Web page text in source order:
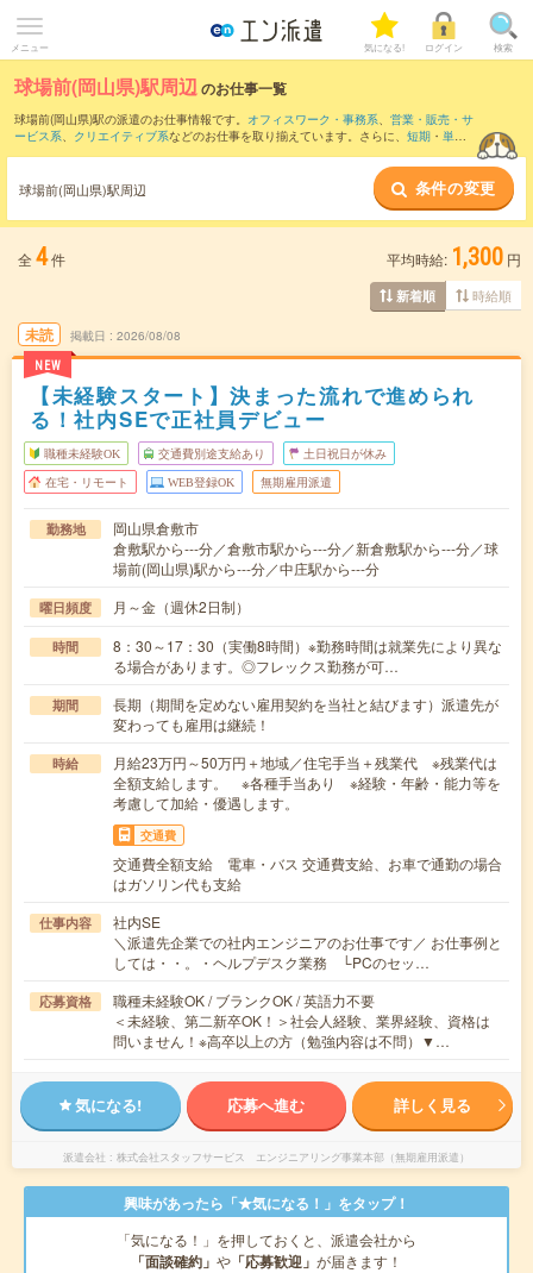
メニュー 気になる! ログイン 検索
球場前(岡山県)駅周辺のお仕事一覧
球場前(岡山県)駅の派遣のお仕事情報です。 オフィスワーク・事務系、 営業・販売・サ
ービス系、 クリエイティブ系などのお仕事を取り揃えています。さらに、 短期 ・ 単発
また、総社駅・倉敷駅・
など近隣駅のお仕事もご確認い
ただけます。
球場前(岡山県)駅周辺 条件の変更
全 4件 平均時給: 1,300 円
新着順 時給順
未読
NEW
掲載日 2026/08/08
【未経験スタート】決まった流れで進められ
る！社内SEで正社員デビュー
職種未経験OK 交通費別途支給あり 土日祝日が休み
在宅・リモート WEB登録OK 無期雇用派遣
勤務地
岡山県倉敷市
倉敷駅から---分／倉敷市駅から---分／新倉敷駅から---分／球
場前(岡山県)駅から---分／中庄駅から---分
曜日頻度 月～金（週休2日制）
時間
8：30～17：30（実働8時間）※勤務時間は就業先により異な
る場合があります。◎フレックス勤務が可…
期間
長期（期間を定めない雇用契約を当社と結びます）派遣先が
変わっても雇用は継続！
時給
月給23万円～50万円＋地域／住宅手当＋残業代 ※残業代は
全額支給します。 ※各種手当あり ※経験・年齢・能力等を
考慮して加給・優遇します。
交通費
交通費全額支給 電車・バス 交通費支給、お車で通勤の場合
はガソリン代も支給
仕事内容
社内SE
＼派遣先企業での社内エンジニアのお仕事です／ お仕事例と
しては・・。・ヘルプデスク業務 └PCのセッ…
応募資格
職種未経験OK / ブランクOK / 英語力不要
＜未経験、第二新卒OK！＞社会人経験、業界経験、資格は
問いません！※高卒以上の方（勉強内容は不問）▼…
気になる! 応募へ進む 詳しく見る
派遣会社 株式会社スタッフサービス エンジニアリング事業本部（無期雇用派遣）
興味があったら「★気になる！」をタップ！
「気になる！」を押しておくと、派遣会社から
「面談確約」 や 「応募歓迎」 が届きます！